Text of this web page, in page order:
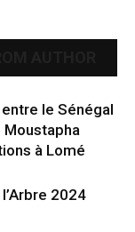
le Sénégal
Moustapha
à Lomé
2024